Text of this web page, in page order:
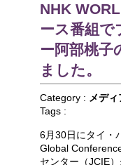
NHK
ース番組で
ー阿部桃子
ました。
Category : メデ
Tags :
6月30日にタイ・
Global
センター（JCIE